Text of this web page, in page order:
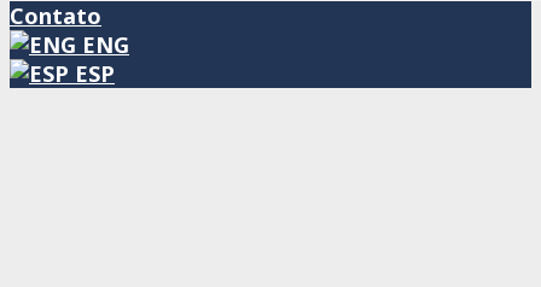
Contato
ENG
ESP